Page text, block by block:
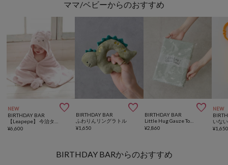
ママ/ベビーからのおすすめ
NEW 
BIRTHDAY BAR
¥6,600

BIRTHDAY BAR
ふわりんリングラトル
¥1,650

BIRTHDAY BAR
Little Hug Gauze Towel ベビーガーゼタオル
¥2,860
NEW
いな
¥
BIRTHDAY BARからのおすすめ